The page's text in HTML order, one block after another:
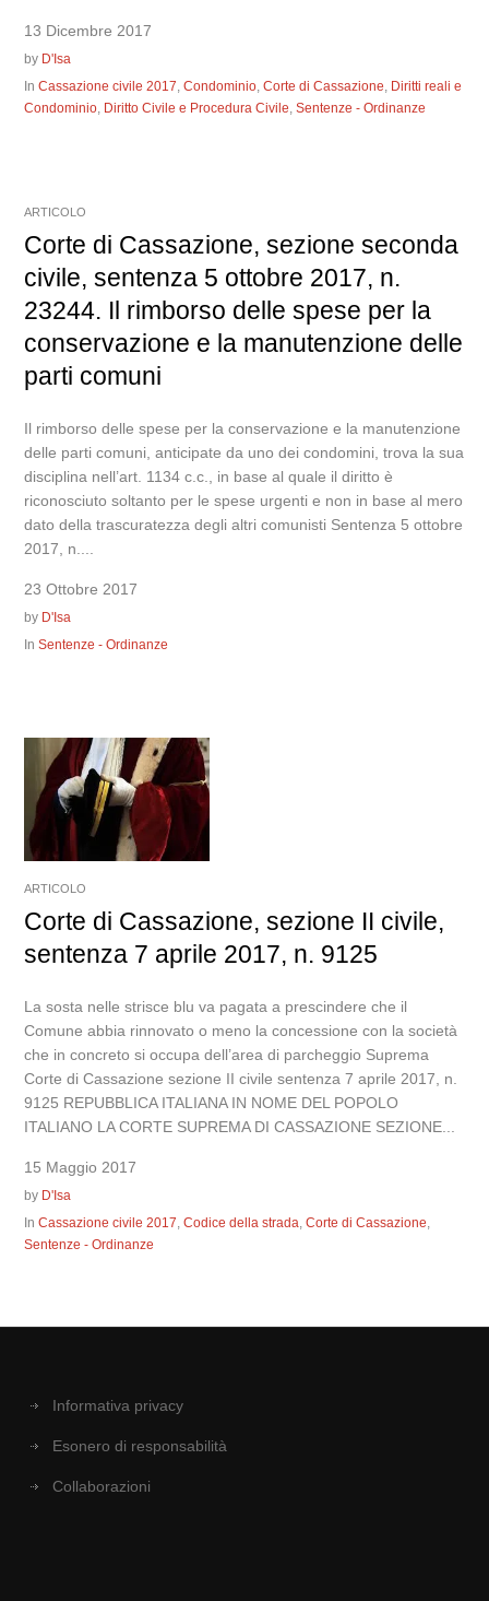
13 Dicembre 2017
by D'Isa
InCassazione civile 2017,Condominio,Corte di Cassazione, Diritti reali e
Condominio, Diritto Civile e Procedura Civile,Sentenze - Ordinanze
ARTICOLO
Corte di Cassazione, sezione seconda
civile, sentenza 5 ottobre 2017, n.
23244. Il rimborso delle spese per la
conservazione e la manutenzione delle
parti comuni
Il rimborso delle spese per la conservazione e la manutenzione
delle parti comuni, anticipate da uno dei condomini, trova la sua
disciplina nell’art. 1134 c.c., in base al quale il diritto è
riconosciuto soltanto per le spese urgenti e non in base al mero
dato della trascuratezza degli altri comunisti Sentenza 5 ottobre
2017, n....
23 Ottobre 2017
by D'Isa
InSentenze - Ordinanze
ARTICOLO
Corte di Cassazione, sezione II civile,
sentenza 7 aprile 2017, n. 9125
La sosta nelle strisce blu va pagata a prescindere che il
Comune abbia rinnovato o meno la concessione con la società
che in concreto si occupa dell’area di parcheggio Suprema
Corte di Cassazione sezione II civile sentenza 7 aprile 2017, n.
9125 REPUBBLICA ITALIANA IN NOME DEL POPOLO
ITALIANO LA CORTE SUPREMA DI CASSAZIONE SEZIONE...
15 Maggio 2017
by D'Isa
InCassazione civile 2017,Codice della strada,Corte di Cassazione,
Sentenze - Ordinanze
Informativa privacy
Esonero di responsabilità
Collaborazioni